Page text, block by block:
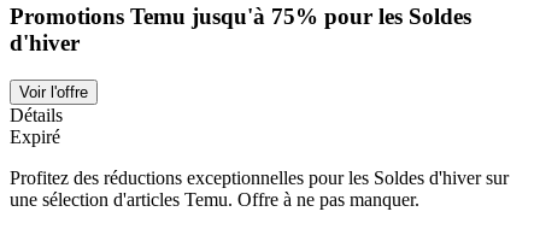
Promotions Temu jusqu'à 75% pour les Soldes
d'hiver
Voir l'offre
Détails
Expiré
Profitez des réductions exceptionnelles pour les Soldes d'hiver sur
une sélection d'articles Temu. Offre à ne pas manquer.